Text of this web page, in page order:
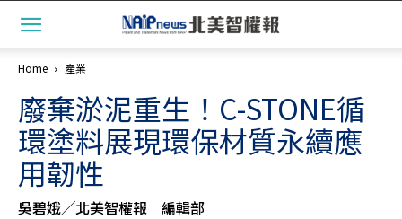
Home 產業
廢棄淤泥重生！C-STONE循
環塗料展現環保材質永續應
用韌性
吳碧娥╱北美智權報 編輯部